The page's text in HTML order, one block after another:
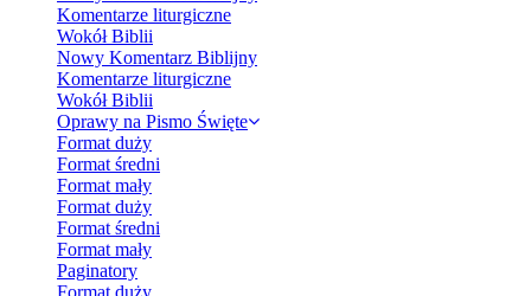
Komentarze liturgiczne
Wokół Biblii
Nowy Komentarz Biblijny
Komentarze liturgiczne
Wokół Biblii
Oprawy na Pismo Święte
Format duży
Format średni
Format mały
Format duży
Format średni
Format mały
Paginatory
Format duży